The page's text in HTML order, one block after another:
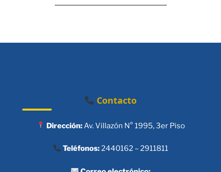
Contacto
Dirección:Av. Villazón N° 1995, 3er Piso
Teléfonos:2440162 – 2911811